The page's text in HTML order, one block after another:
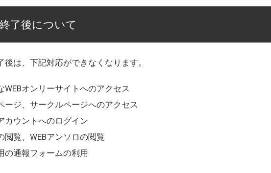
了後について
後は、下記対応ができなくなります。
WEBオンリーサイトへのアクセス
ージ、サークルページへのアクセス
カウントへのログイン
閲覧、WEBアンソロの閲覧
の通報フォームの利用